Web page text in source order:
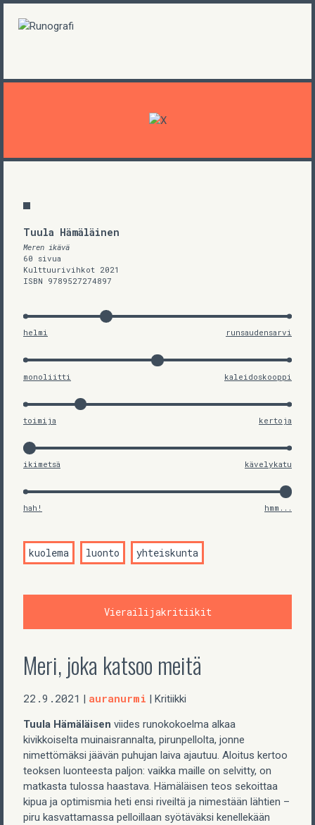
Tuula Hämäläinen
Meren ikävä
60 sivua
Kulttuurivihkot 2021
ISBN 9789527274897
helmi runsaudensarvi
monoliitti kaleidoskooppi
toimija kertoja
ikimetsä kävelykatu
hah! hmm...
kuolema luonto yhteiskunta
Vierailijakritiikit
Meri, joka katsoo meitä
22.9.2021 | auranurmi | Kritiikki
Tuula Hämäläisen viides runokokoelma alkaa
kivikkoiselta muinaisrannalta, pirunpellolta, jonne
nimettömäksi jäävän puhujan laiva ajautuu. Aloitus kertoo
teoksen luonteesta paljon: vaikka maille on selvitty, on
matkasta tulossa haastava. Hämäläisen teos sekoittaa
kipua ja optimismia heti ensi riveiltä ja nimestään lähtien –
piru kasvattamassa pelloillaan syötäväksi kenellekään